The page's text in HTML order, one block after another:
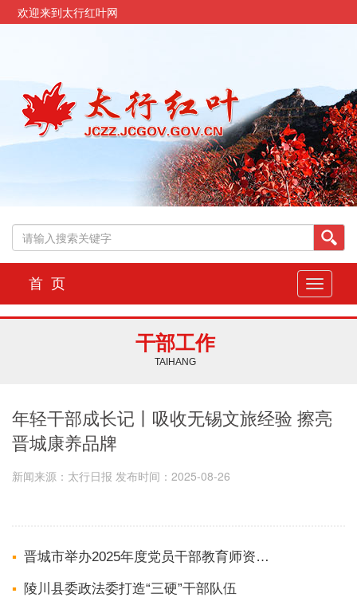
欢迎来到太行红叶网
切
换
导
首 页
干部工作
TAIHANG
年轻干部成长记丨吸收无锡文旅经验 擦亮
晋城康养品牌
新闻来源：太行日报 发布时间：2025-08-26
晋城市举办2025年度党员干部教育师资库讲师重点培训班
陵川县委政法委打造“三硬”干部队伍